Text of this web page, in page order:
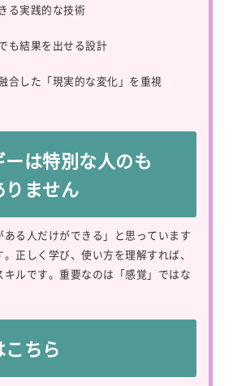
る実践的な技術
も結果を出せる設計
合した「現実的な変化」を重視
は特別な人のも
りません
る人だけができる」と思っています
正しく学び、使い方を理解すれば、
ルです。重要なのは「感覚」ではな
ちら